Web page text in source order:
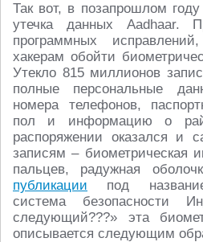
Так вот, в позапрошлом году
утечка данных Aadhaar.
программных
хакерам обойти
Утекло 815 миллионов
полные персональные
номера телефонов,
пол и информацию о
распоряжении оказался и
записям – биометрическая
пальцев, радужная
публикации под
система безопасности
следующий???» эта
описывается следующим